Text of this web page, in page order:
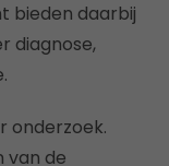
bieden daarbij
diagnose,
onderzoek.
van de